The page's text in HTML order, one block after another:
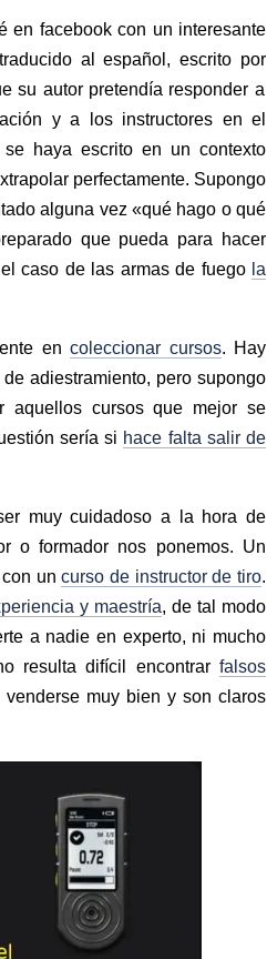
en facebook con un interesante
al español, escrito por
su autor pretendía responder a
y a los instructores en el
se haya escrito en un contexto
perfectamente. Supongo
alguna vez «qué hago o qué
que pueda para hacer
caso de las armas de fuego la
en coleccionar cursos. Hay
de adiestramiento, pero supongo
aquellos cursos que mejor se
sería si hace falta salir de
muy cuidadoso a la hora de
o formador nos ponemos. Un
un curso de instructor de tiro.
y maestría, de tal modo
a nadie en experto, ni mucho
resulta difícil encontrar falsos
venderse muy bien y son claros